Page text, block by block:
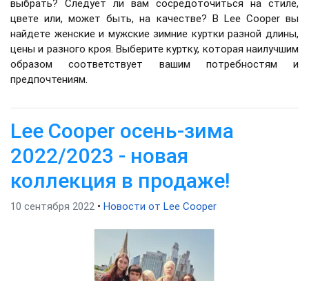
выбрать? Следует ли вам сосредоточиться на стиле,
цвете или, может быть, на качестве? В Lee Cooper вы
найдете женские и мужские зимние куртки разной длины,
цены и разного кроя. Выберите куртку, которая наилучшим
образом соответствует вашим потребностям и
предпочтениям.
Lee Cooper осень-зима
2022/2023 - новая
коллекция в продаже!
10 сентября 2022 • Новости от Lee Cooper